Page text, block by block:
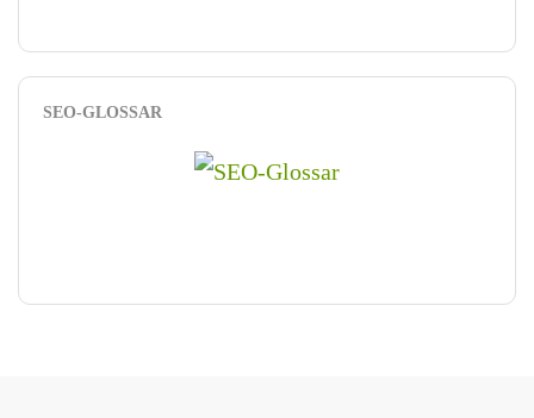
SEO-GLOSSAR